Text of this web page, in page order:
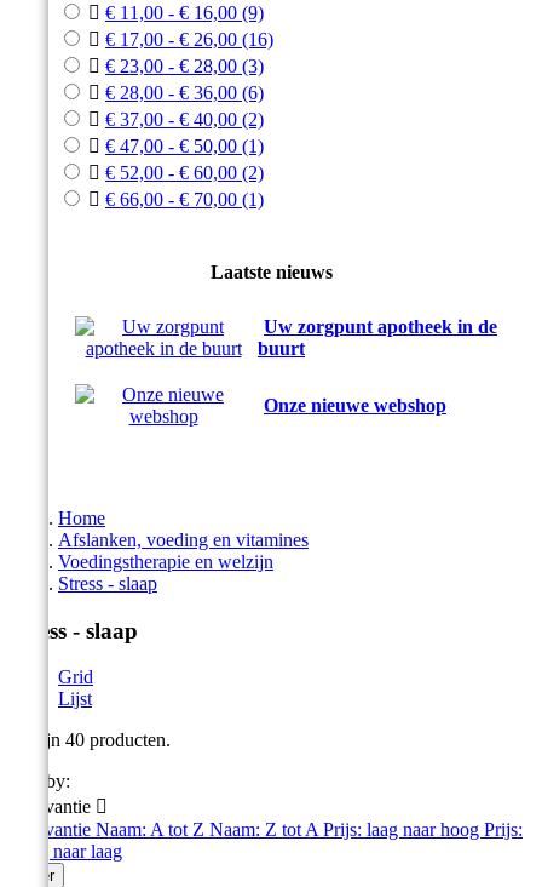
 € 11,00 - € 16,00 (9)
 € 17,00 - € 26,00 (16)
 € 23,00 - € 28,00 (3)
 € 28,00 - € 36,00 (6)
 € 37,00 - € 40,00 (2)
 € 47,00 - € 50,00 (1)
 € 52,00 - € 60,00 (2)
 € 66,00 - € 70,00 (1)
Laatste nieuws
Uw zorgpunt apotheek in de
buurt
Onze nieuwe webshop
Home
Afslanken, voeding en vitamines
Voedingstherapie en welzijn
Stress - slaap
Stress - slaap
Grid
Lijst
Er zijn 40 producten.
Sort by:
Relevantie 
Relevantie Naam: A tot Z Naam: Z tot A Prijs: laag naar hoog Prijs:
hoog naar laag
Filter